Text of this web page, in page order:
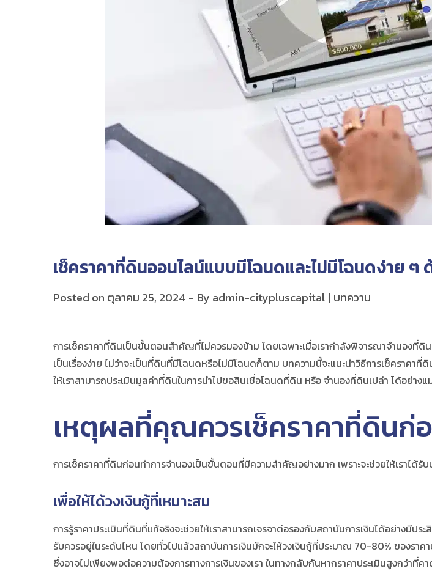
เช็คราคาที่ดินออนไลน์แบบมีโฉนดและไม่มีโฉนดง่าย ๆ
Posted on ตุลาคม 25, 2024 By admin-citypluscapital บทความ
การเช็คราคาที่ดินเป็นขั้นตอนสำคัญที่ไม่ควรมองข้าม โดยเฉพาะเมื่อเรากำลังพิจารณาจำนองที่ดิน
เป็นเรื่องง่าย ไม่ว่าจะเป็นที่ดินที่มีโฉนดหรือไม่มีโฉนดก็ตาม บทความนี้จะแนะนำวิธีการเช็คราคาที่
ให้เราสามารถประเมินมูลค่าที่ดินในการนำไปขอสินเชื่อโฉนดที่ดิน หรือจำนองที่ดินเปล่า ได้อย่าง
เหตุผลที่คุณควรเช็คราคาที่ดินก่
การเช็คราคาที่ดินก่อนทำการจำนองเป็นขั้นตอนที่มีความสำคัญอย่างมาก เพราะจะช่วยให้เราไ
เพื่อให้ได้วงเงินกู้ที่เหมาะสม
การรู้ราคาประเมินที่ดินที่แท้จริงจะช่วยให้เราสามารถเจรจาต่อรองกับสถาบันการเงินได้อย่างมีปร
รับควรอยู่ในระดับไหน โดยทั่วไปแล้วสถาบันการเงินมักจะให้วงเงินกู้ที่ประมาณ 70-80% ของราค
ซึ่งอาจไม่เพียงพอต่อความต้องการทางการเงินของเรา ในทางกลับกันหากราคาประเมินสูงกว่าที่